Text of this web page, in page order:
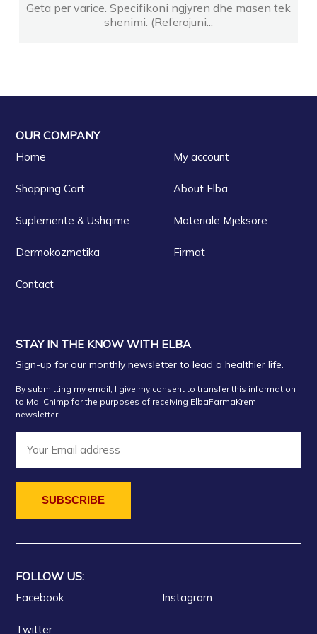
Geta per varice. Specifikoni ngjyren dhe masen tek
shenimi. (Referojuni...
OUR COMPANY
Home My account
Shopping Cart About Elba
Suplemente & Ushqime Materiale Mjeksore
Dermokozmetika Firmat
Contact
STAY IN THE KNOW WITH ELBA
Sign-up for our monthly newsletter to lead a healthier life.
By submitting my email, I give my consent to transfer this information
to MailChimp for the purposes of receiving ElbaFarmaKrem
newsletter.
FOLLOW US:
Facebook Instagram
Twitter